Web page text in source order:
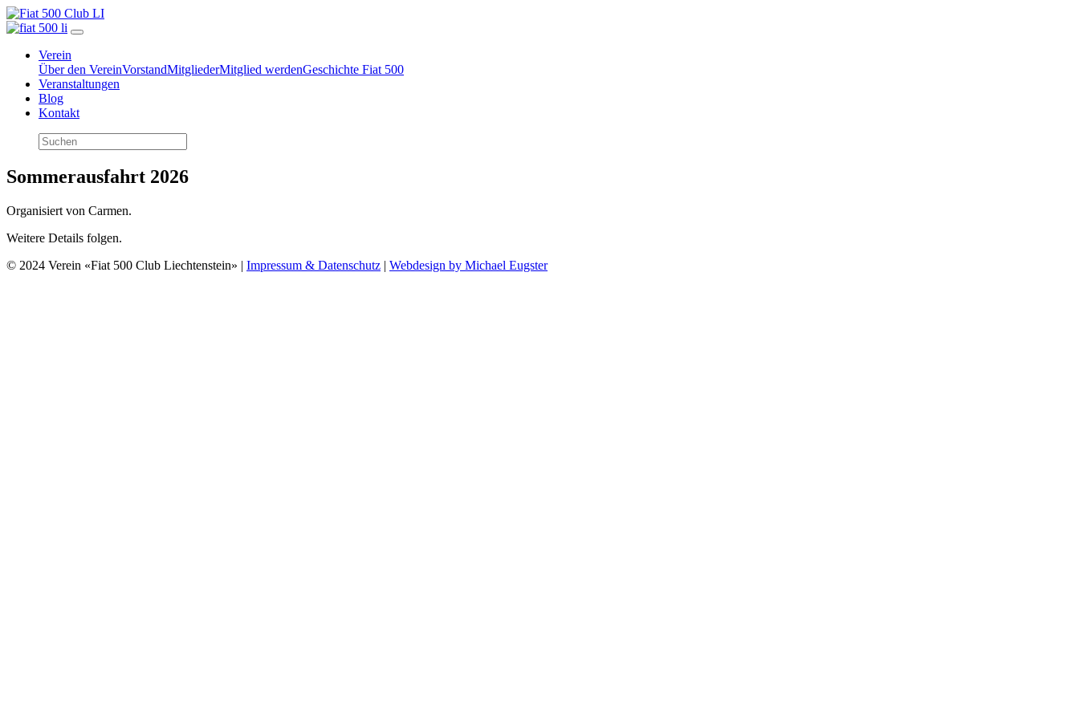
Verein
Über den VereinVorstandMitgliederMitglied werdenGeschichte Fiat 500
Veranstaltungen
Blog
Kontakt
Sommerausfahrt 2026
Organisiert von Carmen.
Weitere Details folgen.
© 2024 Verein «Fiat 500 Club Liechtenstein» | Impressum & Datenschutz | Webdesign by Michael Eugster